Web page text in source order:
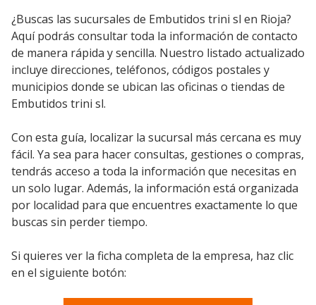
¿Buscas las sucursales de Embutidos trini sl en Rioja?
Aquí podrás consultar toda la información de contacto
de manera rápida y sencilla. Nuestro listado actualizado
incluye direcciones, teléfonos, códigos postales y
municipios donde se ubican las oficinas o tiendas de
Embutidos trini sl.
Con esta guía, localizar la sucursal más cercana es muy
fácil. Ya sea para hacer consultas, gestiones o compras,
tendrás acceso a toda la información que necesitas en
un solo lugar. Además, la información está organizada
por localidad para que encuentres exactamente lo que
buscas sin perder tiempo.
Si quieres ver la ficha completa de la empresa, haz clic
en el siguiente botón: